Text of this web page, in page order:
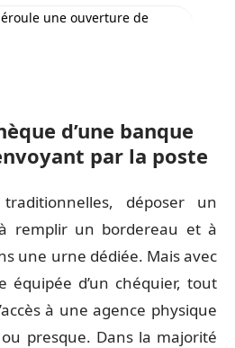
une ouverture de
d’une banque
par la poste
déposer un
remplir un bordereau et à
une urne dédiée. Mais avec
équipée d’un chéquier, tout
à une agence physique
ou presque. Dans la majorité